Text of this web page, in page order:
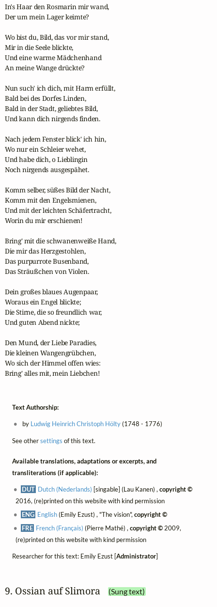
In's Haar den Rosmarin mir wand,
Der um mein Lager keimte?
Wo bist du, Bild, das vor mir stand,
Mir in die Seele blickte,
Und eine warme Mädchenhand
An meine Wange drückte?
Nun such' ich dich, mit Harm erfüllt,
Bald bei des Dorfes Linden,
Bald in der Stadt, geliebtes Bild,
Und kann dich nirgends finden.
Nach jedem Fenster blick' ich hin,
Wo nur ein Schleier wehet,
Und habe dich, o Lieblingin
Noch nirgends ausgespähet.
Komm selber, süßes Bild der Nacht,
Komm mit den Engelsmienen,
Und mit der leichten Schäfertracht,
Worin du mir erschienen!
Bring' mit die schwanenweiße Hand,
Die mir das Herzgestohlen,
Das purpurrote Busenband,
Das Sträußchen von Violen.
Dein großes blaues Augenpaar,
Woraus ein Engel blickte;
Die Stirne, die so freundlich war,
Und guten Abend nickte;
Den Mund, der Liebe Paradies,
Die kleinen Wangengrübchen,
Wo sich der Himmel offen wies:
Bring' alles mit, mein Liebchen!
Text Authorship:
by Ludwig Heinrich Christoph Hölty(1748 - 1776)
See othersettings of this text.
Available translations, adaptations or excerpts, and
transliterations (if applicable):
DUT Dutch (Nederlands) [singable] (Lau Kanen) ,copyright ©
2016, (re)printed on this website with kind permission
ENG English(Emily Ezust) , "The vision",copyright ©
FRE French (Français) (Pierre Mathé) ,copyright © 2009,
(re)printed on this website with kind permission
Researcher for this text: Emily Ezust [Administrator]
9. Ossian auf Slimora (Sung text)